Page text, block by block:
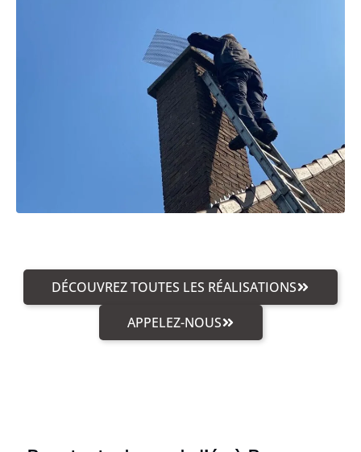
DÉCOUVREZ TOUTES LES RÉALISATIONS
APPELEZ-NOUS